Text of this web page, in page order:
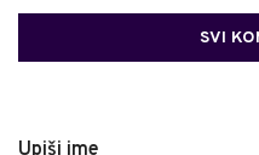
SVI
Upiši ime